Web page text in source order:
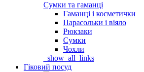
Сумки та гаманці
Гаманці і косметички
Парасольки і віяло
Рюкзаки
Сумки
Чохли
_show_all_links
Гіковий посуд